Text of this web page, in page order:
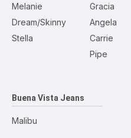
Melanie
Dream/Skinny
Stella
Gracia
Angela
Carrie
Pipe
Buena Vista Jeans
Malibu